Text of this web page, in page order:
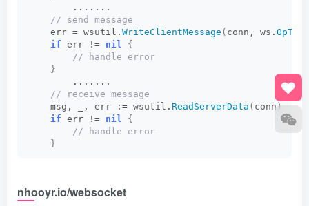
        .......
// send message
    err = wsutil.
WriteClientMessage ( conn, ws. OpText
if err != nil
{
// handle error
}
        .......
// receive message
    msg, _, err := wsutil.
ReadServerData ( conn )
if err != nil
{
// handle error
}
nhooyr.io/websocket